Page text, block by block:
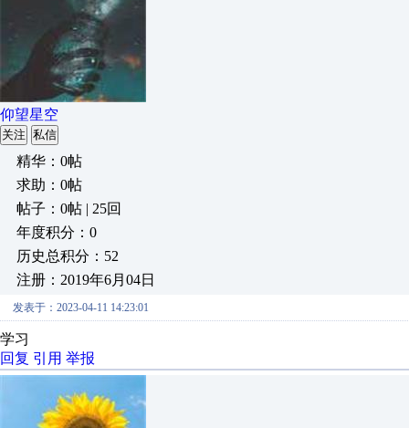
仰望星空
关注 私信
精华：0帖
求助：0帖
帖子：0帖 | 25回
年度积分：0
历史总积分：52
注册：2019年6月04日
发表于：2023-04-11 14:23:01
学习
回复 引用 举报